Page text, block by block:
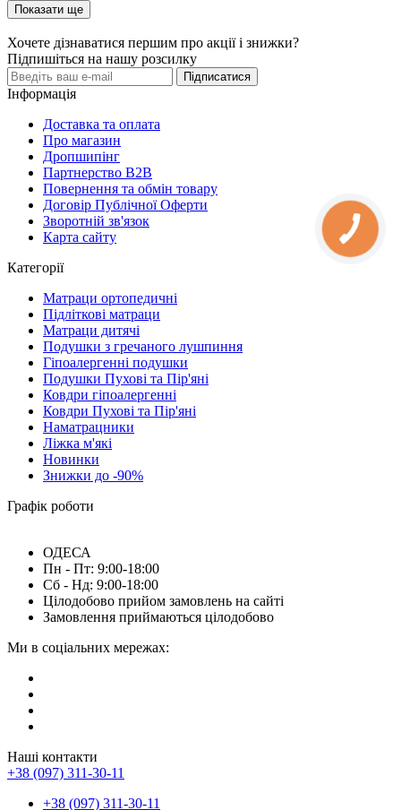
Показати ще
Хочете дізнаватися першим про акції і знижки?
Підпишіться на нашу розсилку
Підписатися
Інформація
Доставка та оплата
Про магазин
Дропшипінг
Партнерство B2B
Повернення та обмін товару
Договір Публічної Оферти
Зворотній зв'язок
Карта сайту
Категорії
Матраци ортопедичні
Підліткові матраци
Матраци дитячі
Подушки з гречаного лушпиння
Гіпоалергенні подушки
Подушки Пухові та Пір'яні
Ковдри гіпоалергенні
Ковдри Пухові та Пір'яні
Наматрацники
Ліжка м'які
Новинки
Знижки до -90%
Графік роботи
ОДЕСА
Пн - Пт: 9:00-18:00
Сб - Нд: 9:00-18:00
Цілодобово прийом замовлень на сайті
Замовлення приймаються цілодобово
Ми в соціальних мережах:
Наші контакти
+38 (097) 311-30-11
+38 (097) 311-30-11